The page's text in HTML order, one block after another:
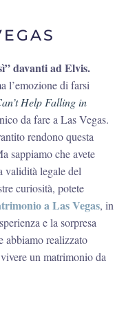
davanti ad Elvis.
l’emozione di farsi
Help Falling in
da fare a Las Vegas.
rendono questa
sappiamo che avete
validità legale del
curiosità, potete
a Las Vegas, in
e la sorpresa
abbiamo realizzato
un matrimonio da